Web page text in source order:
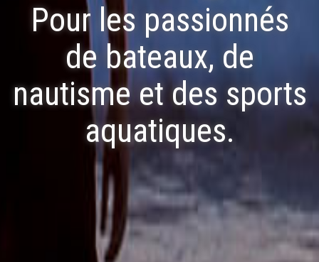
Pour les passionnés
de bateaux, de
nautisme et des sports
aquatiques.